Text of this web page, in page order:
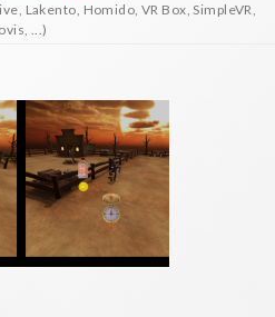
Lakento, Homido, VR Box, SimpleVR,
...)